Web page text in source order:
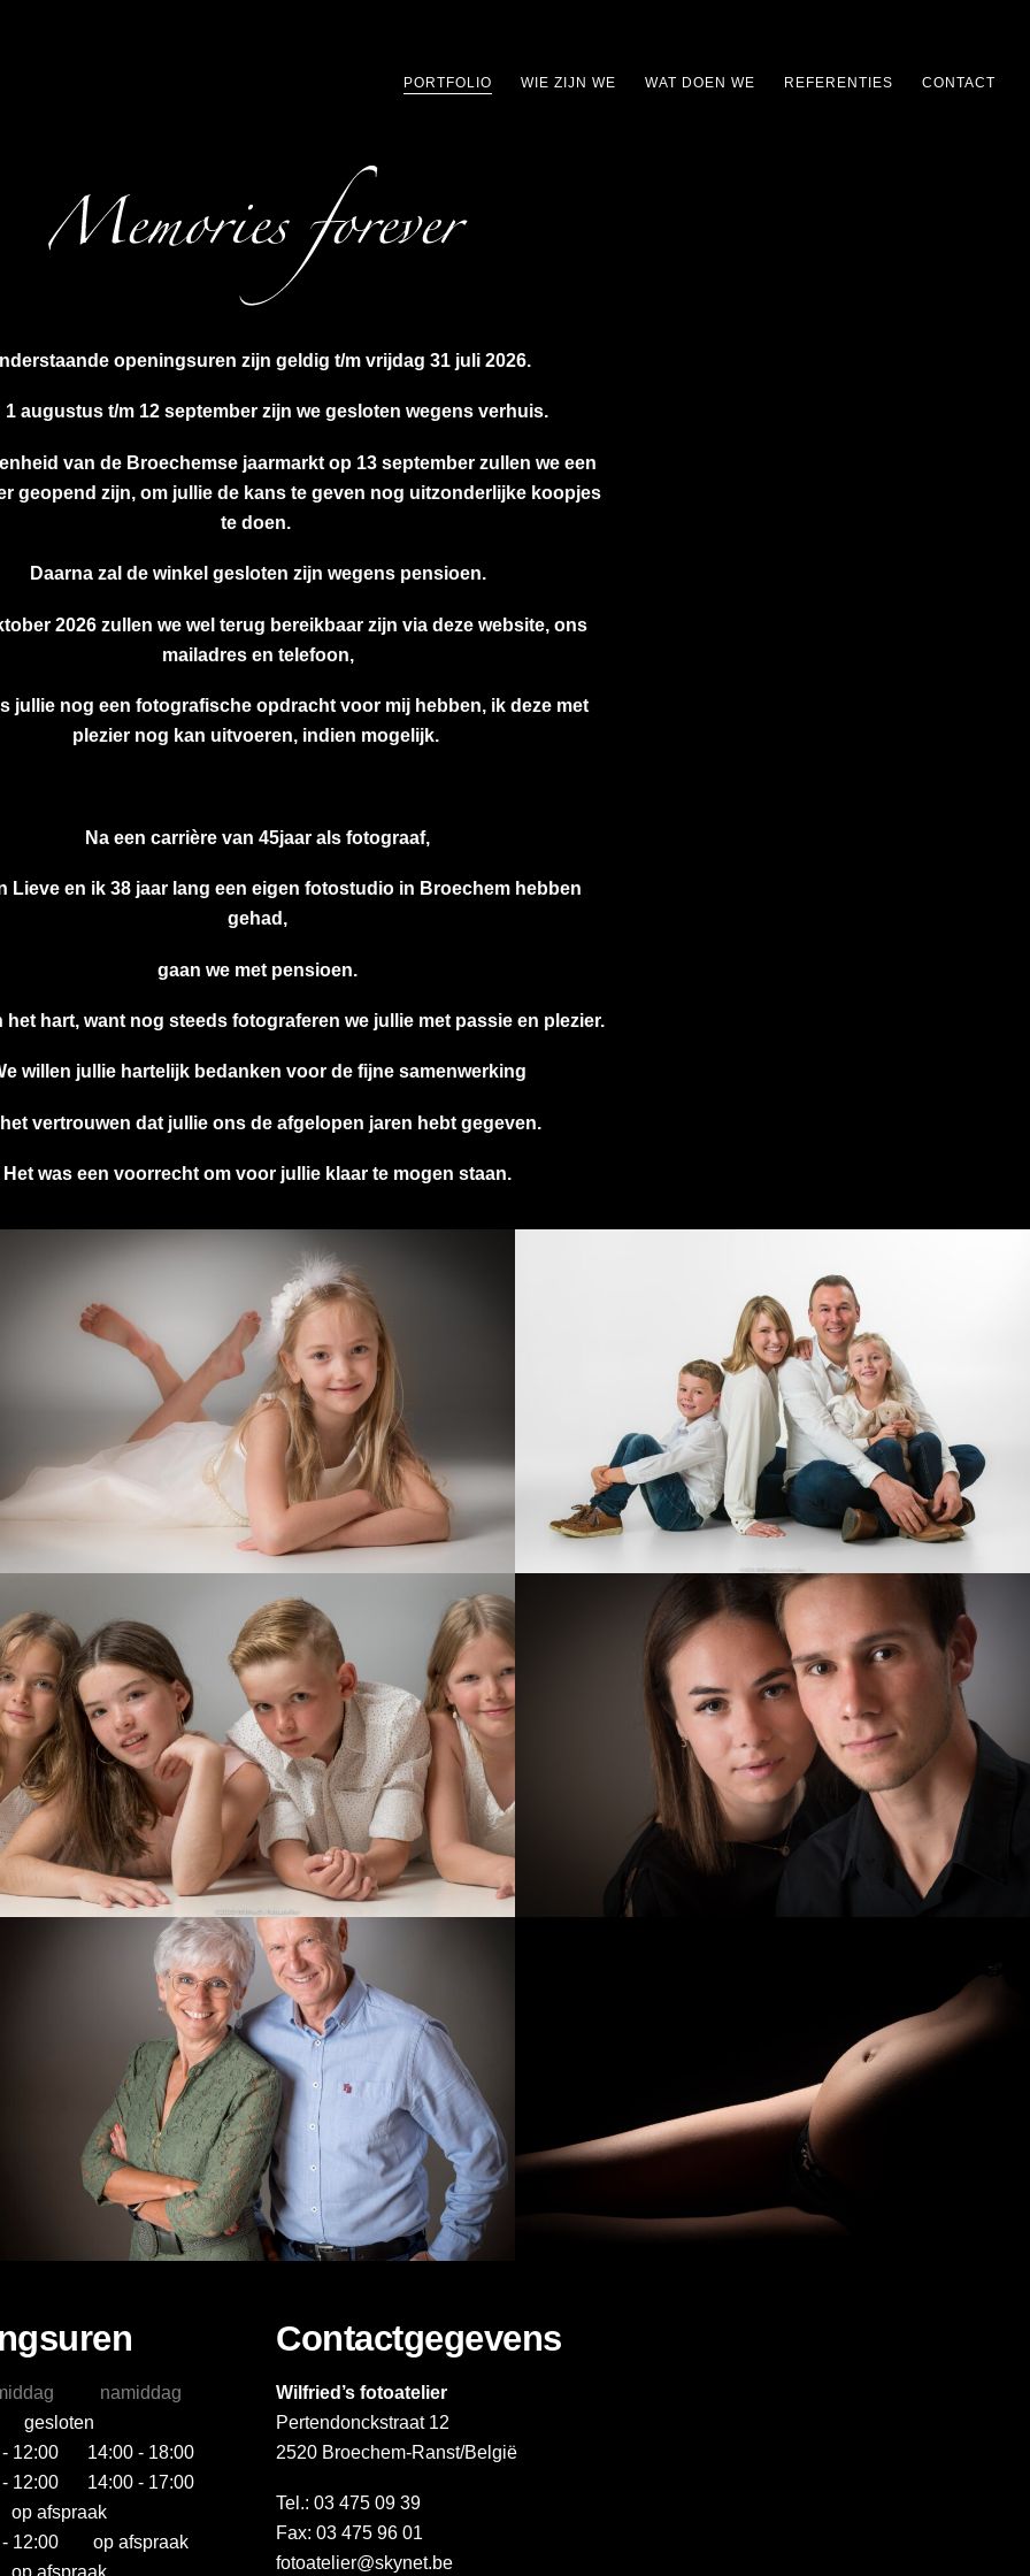
PORTFOLIO WIE ZIJN WE WAT DOEN WE REFERENTIES CONTACT
openingsuren zijn geldig t/m vrijdag 31 juli 2026.
1 augustus t/m 12 september zijn we gesloten wegens verhuis.
van de Broechemse jaarmarkt op 13 september zullen we een
geopend zijn, om jullie de kans te geven nog uitzonderlijke koopjes
te doen.
Daarna zal de winkel gesloten zijn wegens pensioen.
2026 zullen we wel terug bereikbaar zijn via deze website, ons
mailadres en telefoon,
jullie nog een fotografische opdracht voor mij hebben, ik deze met
plezier nog kan uitvoeren, indien mogelijk.
Na een carrière van 45jaar als fotograaf,
Lieve en ik 38 jaar lang een eigen fotostudio in Broechem hebben
gehad,
gaan we met pensioen.
het hart, want nog steeds fotograferen we jullie met passie en plezier.
willen jullie hartelijk bedanken voor de fijne samenwerking
vertrouwen dat jullie ons de afgelopen jaren hebt gegeven.
Het was een voorrecht om voor jullie klaar te mogen staan.
namiddag
gesloten
12:00
14:00 - 18:00
12:00
14:00 - 17:00
op afspraak
12:00
op afspraak
op afspraak
Contactgegevens
Wilfried’s fotoatelier
Pertendonckstraat 12
2520 Broechem-Ranst/België
Tel.: 03 475 09 39
Fax: 03 475 96 01
fotoatelier@skynet.be